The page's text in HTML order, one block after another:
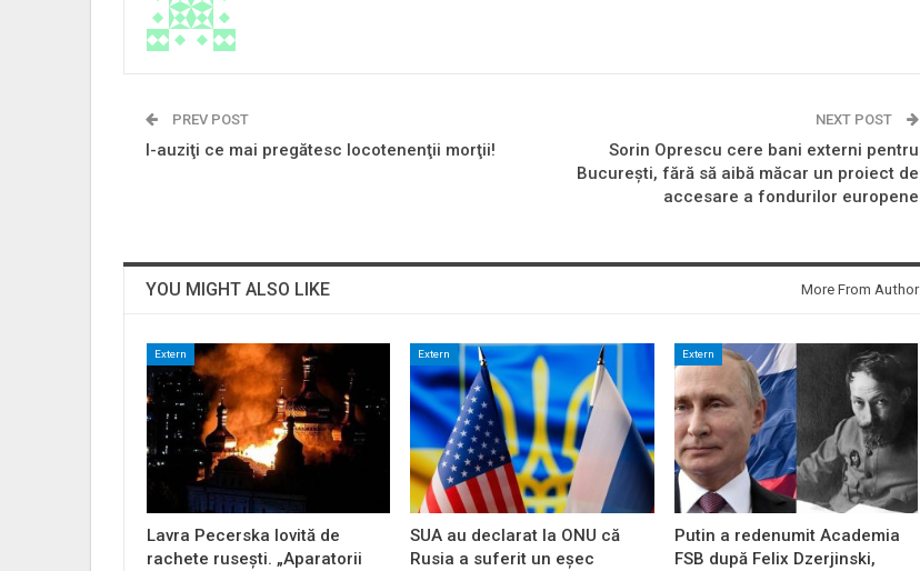
PREV POST
I-auziţi ce mai pregătesc locotenenţii morţii!
NEXT POST
Sorin Oprescu cere bani externi pentru
Bucureşti, fără să aibă măcar un proiect de
accesare a fondurilor europene
YOU MIGHT ALSO LIKE More From Author
Extern
Lavra Pecerska lovită de
rachete rusești. „Aparatorii
Extern
SUA au declarat la ONU că
Rusia a suferit un eșec
Extern
Putin a redenumit Academia
FSB după Felix Dzerjinski,